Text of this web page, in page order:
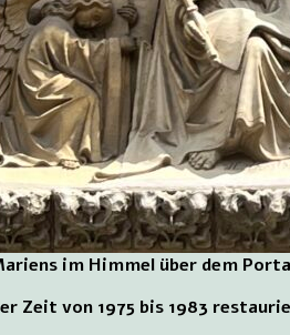
im Himmel über dem
Zeit von 1975 bis 1983